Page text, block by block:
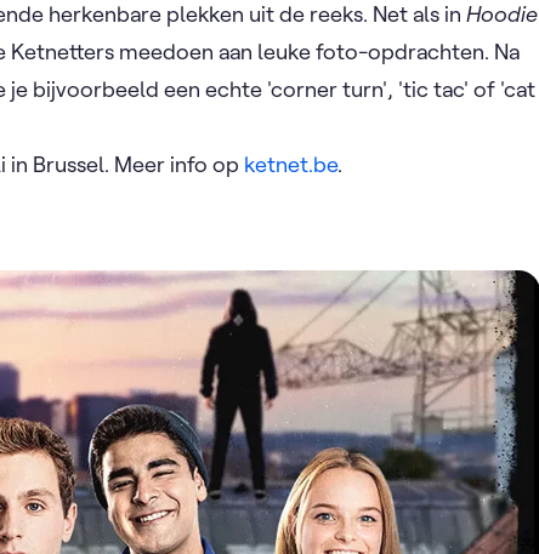
herkenbare plekken uit de reeks. Net als in Hoodie
Ketnetters meedoen aan leuke foto-opdrachten. Na
je bijvoorbeeld een echte 'corner turn', 'tic tac' of 'cat
Brussel. Meer info op ketnet.be.